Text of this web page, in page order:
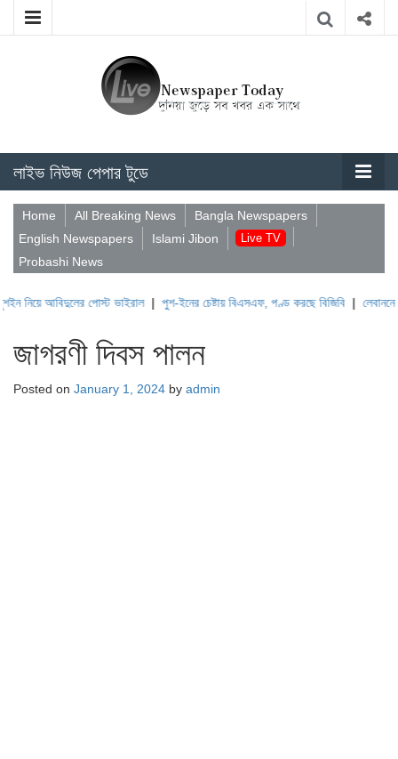
লাইভ নিউজ পেপার টুডে
Home All Breaking News
Bangla Newspapers
English Newspapers
Islami Jibon Live TV
Probashi News
পোস্ট ভাইরাল|পুশ-ইনের চেষ্টায় বিএসএফ, পণ্ড করছে বিজিবি|লেবাননের
জাগরণী দিবস পালন
Posted on January 1, 2024 by admin